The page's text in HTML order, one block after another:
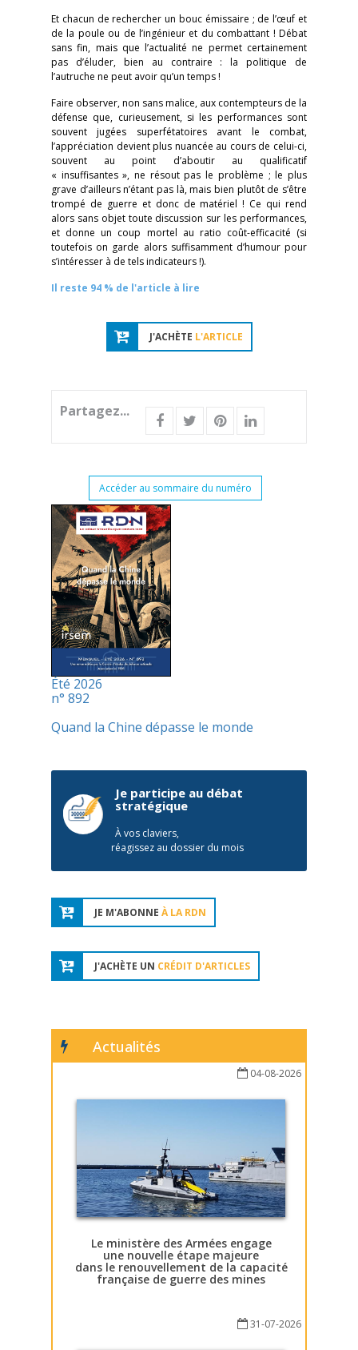
Et chacun de rechercher un bouc émissaire ; de l’œuf et
de la poule ou de l’ingénieur et du combattant ! Débat
sans fin, mais que l’actualité ne permet certainement
pas d’éluder, bien au contraire : la politique de
l’autruche ne peut avoir qu’un temps !
Faire observer, non sans malice, aux contempteurs de la
défense que, curieusement, si les performances sont
souvent jugées superfétatoires avant le combat,
l’appréciation devient plus nuancée au cours de celui-ci,
souvent au point d’aboutir au qualificatif
« insuffisantes », ne résout pas le problème ; le plus
grave d’ailleurs n’étant pas là, mais bien plutôt de s’être
trompé de guerre et donc de matériel ! Ce qui rend
alors sans objet toute discussion sur les performances,
et donne un coup mortel au ratio coût-efficacité (si
toutefois on garde alors suffisamment d’humour pour
s’intéresser à de tels indicateurs !).
Il reste 94 % de l'article à lire
J'ACHÈTE L'ARTICLE
Partagez...
Accéder au sommaire du numéro
Été 2026
n° 892
Quand la Chine dépasse le monde
Je participe au débat
stratégique
À vos claviers,
réagissez au dossier du mois
JE M'ABONNE À LA RDN
J'ACHÈTE UN CRÉDIT D'ARTICLES
Actualités
04-08-2026
Le ministère des Armées engage
une nouvelle étape majeure
dans le renouvellement de la capacité
française de guerre des mines
31-07-2026